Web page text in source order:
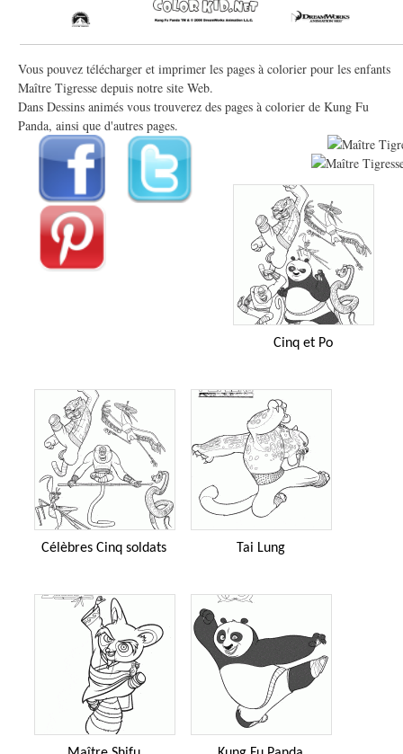
Vous pouvez télécharger et imprimer les pages à colorier pour les enfants
Maître Tigresse depuis notre site Web.
Dans Dessins animés vous trouverez des pages à colorier de Kung Fu
Panda, ainsi que d'autres pages.
Cinq et Po
Célèbres Cinq soldats Tai Lung